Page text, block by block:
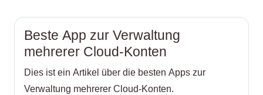
Beste App zur Verwaltung
mehrerer Cloud-Konten
Dies ist ein Artikel über die besten Apps zur
Verwaltung mehrerer Cloud-Konten.